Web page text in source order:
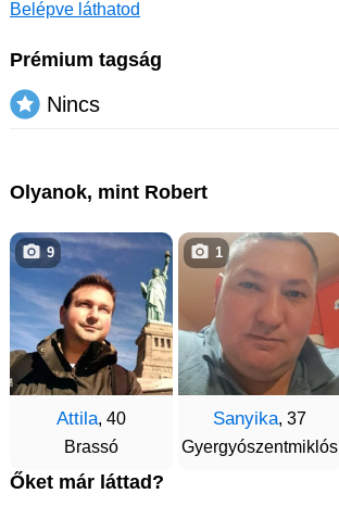
Belépve láthatod
Prémium tagság
Nincs
Olyanok, mint Robert
Attila, 40
Brassó
9
Sanyika, 37
Gyergyószentmiklós
1
Őket már láttad?